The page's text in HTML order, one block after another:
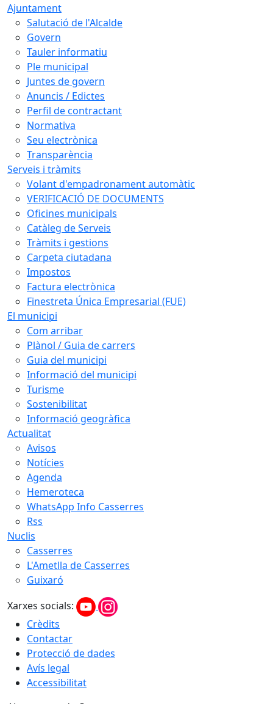
Ajuntament
Salutació de l'Alcalde
Govern
Tauler informatiu
Ple municipal
Juntes de govern
Anuncis / Edictes
Perfil de contractant
Normativa
Seu electrònica
Transparència
Serveis i tràmits
Volant d'empadronament automàtic
VERIFICACIÓ DE DOCUMENTS
Oficines municipals
Catàleg de Serveis
Tràmits i gestions
Carpeta ciutadana
Impostos
Factura electrònica
Finestreta Única Empresarial (FUE)
El municipi
Com arribar
Plànol / Guia de carrers
Guia del municipi
Informació del municipi
Turisme
Sostenibilitat
Informació geogràfica
Actualitat
Avisos
Notícies
Agenda
Hemeroteca
WhatsApp Info Casserres
Rss
Nuclis
Casserres
L'Ametlla de Casserres
Guixaró
Xarxes socials:
Crèdits
Contactar
Protecció de dades
Avís legal
Accessibilitat